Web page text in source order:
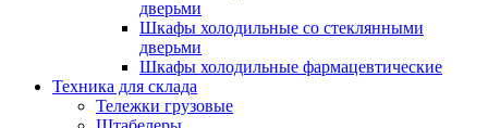
дверьми
Шкафы холодильные со стеклянными
дверьми
Шкафы холодильные фармацевтические
Техника для склада
Тележки грузовые